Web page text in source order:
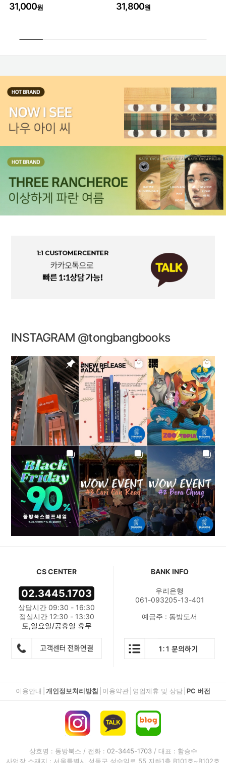
31,000원 31,800원
INSTAGRAM @tongbangbooks
CS CENTER
02.3445.1703
상담시간 09:30 - 16:30
점심시간 12:30 - 13:30
토,일요일/공휴일 휴무
BANK INFO
우리은행
061-093205-13-401
예금주 : 동방도서
이용안내 개인정보처리방침 이용약관 영업제휴 및 상담 PC 버전
상호명 : 동방북스 / 전화 : 02-3445-1703/ 대표 : 함승수
사업장 소재지 : 서울특별시 성동구 성수일로 55 지하1층 B101호~B102호